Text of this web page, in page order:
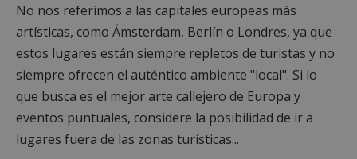
No nos referimos a las capitales europeas más
artísticas, como Ámsterdam, Berlín o Londres, ya que
estos lugares están siempre repletos de turistas y no
siempre ofrecen el auténtico ambiente "local". Si lo
que busca es el mejor arte callejero de Europa y
eventos puntuales, considere la posibilidad de ir a
lugares fuera de las zonas turísticas...